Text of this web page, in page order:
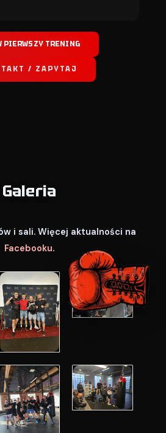
PIERWSZY TRENING
/ ZAPYTAJ
Galeria
i sali. Więcej aktualności na
Facebooku.